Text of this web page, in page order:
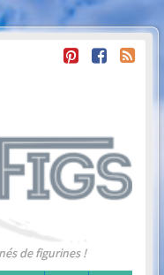
de figurines !